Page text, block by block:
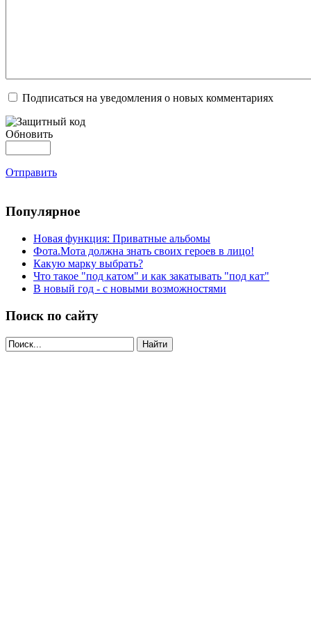
Подписаться на уведомления о новых комментариях
Обновить
Отправить
Популярное
Новая функция: Приватные альбомы
Фота.Мота должна знать своих героев в лицо!
Какую марку выбрать?
Что такое "под катом" и как закатывать "под кат"
В новый год - с новыми возможностями
Поиск по сайту
Найти